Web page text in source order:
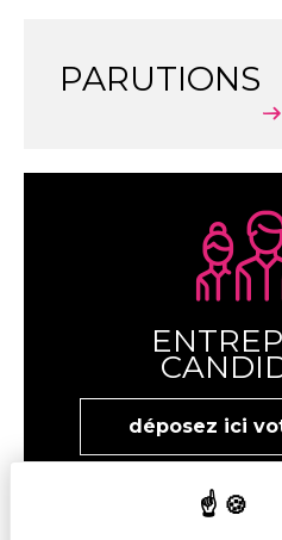
PARUTIONS
déposez ici